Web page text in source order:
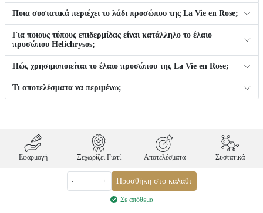
Ποια συστατικά περιέχει το λάδι προσώπου της La Vie en Rose;
Για ποιους τύπους επιδερμίδας είναι κατάλληλο το έλαιο
προσώπου Helichrysos;
Πώς χρησιμοποιείται το έλαιο προσώπου της La Vie en Rose;
Τι αποτελέσματα να περιμένω;
Εφαρμογή Ξεχωρίζει Γιατί Αποτελέσματα Συστατικά
- + Προσθήκη στο καλάθι
Σε απόθεμα